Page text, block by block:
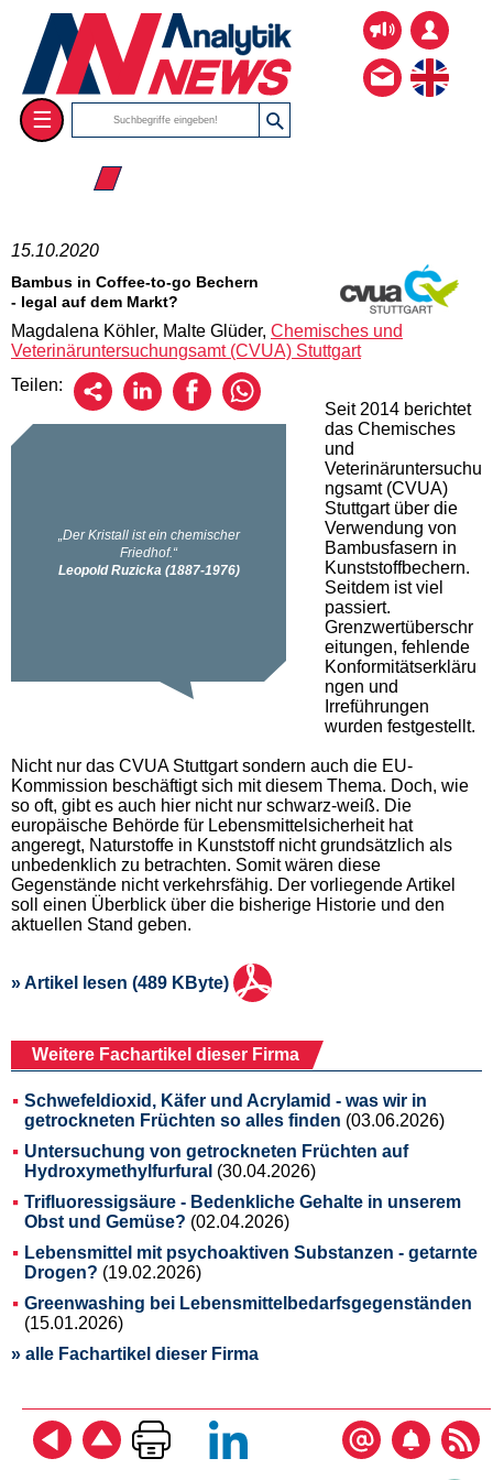
☰
☰ 2020
15.10.2020
Bambus in Coffee-to-go Bechern
- legal auf dem Markt?
Magdalena Köhler, Malte Glüder, Chemisches und
Veterinäruntersuchungsamt (CVUA) Stuttgart
Teilen:
Seit 2014 berichtet
das Chemisches
und
Veterinäruntersuchu
ngsamt (CVUA)
Stuttgart über die
Verwendung von
Bambusfasern in
Kunststoffbechern.
Seitdem ist viel
passiert.
Grenzwertüberschr
eitungen, fehlende
Konformitätserkläru
ngen und
Irreführungen
wurden festgestellt.
Nicht nur das CVUA Stuttgart sondern auch die EU-
Kommission beschäftigt sich mit diesem Thema. Doch, wie
so oft, gibt es auch hier nicht nur schwarz-weiß. Die
europäische Behörde für Lebensmittelsicherheit hat
angeregt, Naturstoffe in Kunststoff nicht grundsätzlich als
unbedenklich zu betrachten. Somit wären diese
Gegenstände nicht verkehrsfähig. Der vorliegende Artikel
soll einen Überblick über die bisherige Historie und den
aktuellen Stand geben.
» Artikel lesen (489 KByte)
Weitere Fachartikel dieser Firma
Schwefeldioxid, Käfer und Acrylamid - was wir in
getrockneten Früchten so alles finden (03.06.2026)
Untersuchung von getrockneten Früchten auf
Hydroxymethylfurfural (30.04.2026)
Trifluoressigsäure - Bedenkliche Gehalte in unserem
Obst und Gemüse? (02.04.2026)
Lebensmittel mit psychoaktiven Substanzen - getarnte
Drogen? (19.02.2026)
Greenwashing bei Lebensmittelbedarfsgegenständen
(15.01.2026)
» alle Fachartikel dieser Firma